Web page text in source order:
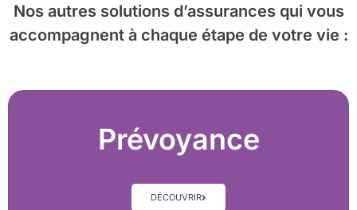
Nos autres solutions d’assurances qui vous
accompagnent à chaque étape de votre vie :
Prévoyance
DÉCOUVRIR